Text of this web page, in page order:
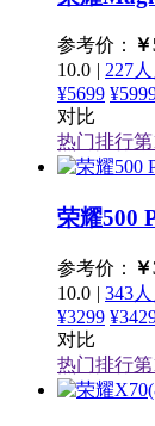
参考价： ￥
10.0 | 227
¥5699
对比
热门排行第
荣耀500
参考价： ￥
10.0 | 343
¥3299
对比
热门排行第